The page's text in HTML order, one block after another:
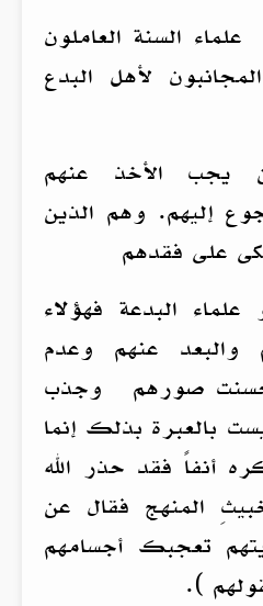
السنة العاملون
لأهل البدع
يجب الأخذ عنهم
إليهم. وهم الذين
على فقدهم
علماء البدعة فهؤلاء
عنهم وعدم
حسنت صورهم وجذب
بالعبرة بذلك إنما
أنفاً فقد حذر الله
المنهج فقال عن
تعجبك أجسامهم
).